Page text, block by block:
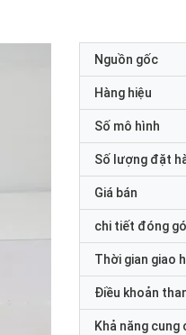
Nguồn gốc
Hàng hiệu
Số mô hình
Số lượng đặt
Giá bán
chi tiết đóng
Thời gian giao
Điều khoản
Khả năng cung